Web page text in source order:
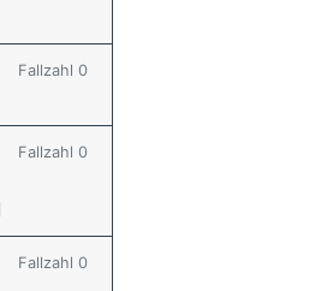
Fallzahl 0
Fallzahl 0
Fallzahl 0